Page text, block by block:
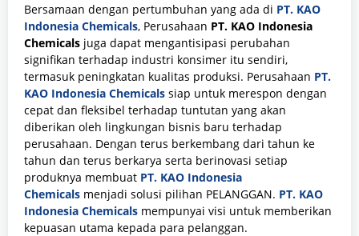
Bersamaan dengan pertumbuhan yang ada di PT. KAO
Indonesia Chemicals, Perusahaan PT. KAO Indonesia
Chemicals juga dapat mengantisipasi perubahan
signifikan terhadap industri konsimer itu sendiri,
termasuk peningkatan kualitas produksi. Perusahaan PT.
KAO Indonesia Chemicals siap untuk merespon dengan
cepat dan fleksibel terhadap tuntutan yang akan
diberikan oleh lingkungan bisnis baru terhadap
perusahaan. Dengan terus berkembang dari tahun ke
tahun dan terus berkarya serta berinovasi setiap
produknya membuat PT. KAO Indonesia
Chemicals menjadi solusi pilihan PELANGGAN. PT. KAO
Indonesia Chemicals mempunyai visi untuk memberikan
kepuasan utama kepada para pelanggan.